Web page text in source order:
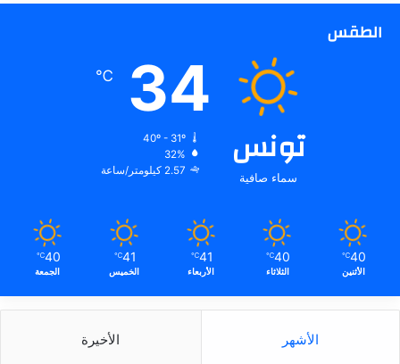
الطقس
تونس
سماء صافية
34
℃
40º - 31º
32%
2.57 كيلومتر/ساعة
40
℃
الأثنين
40
℃
الثلاثاء
41
℃
الأربعاء
41
℃
الخميس
40
℃
الجمعة
الأشهر الأخيرة